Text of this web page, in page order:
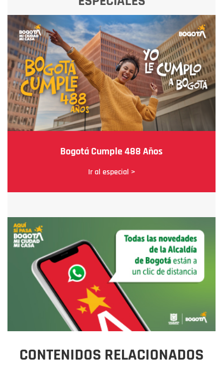
Bogotá Cumple 488 Años
Ir al especial >
CONTENIDOS RELACIONADOS